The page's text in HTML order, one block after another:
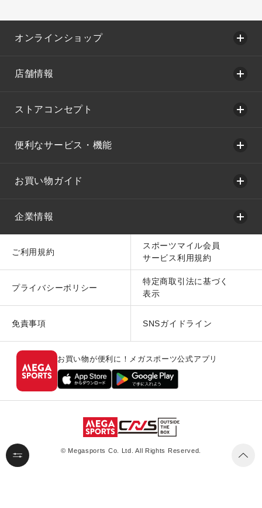
オンラインショップ
店舗情報
ストアコンセプト
便利なサービス・機能
お買い物ガイド
企業情報
ご利用規約
スポーツマイル会員
サービス利用規約
プライバシーポリシー
特定商取引法に基づく
表示
免責事項 SNSガイドライン
お買い物が便利に！メガスポーツ公式アプリ
© Megasports Co. Ltd. All Rights Reserved.